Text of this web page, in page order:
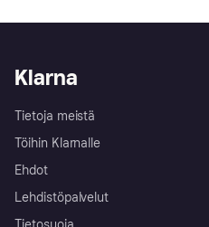
Klarna
Tietoja meistä
Töihin Klarnalle
Ehdot
Lehdistöpalvelut